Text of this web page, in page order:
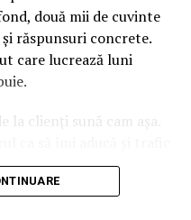
două mii de cuvinte
răspunsuri concrete.
care lucrează luni
clienți sună cam așa.
moment? Răspunsul
dar nu în felul în care